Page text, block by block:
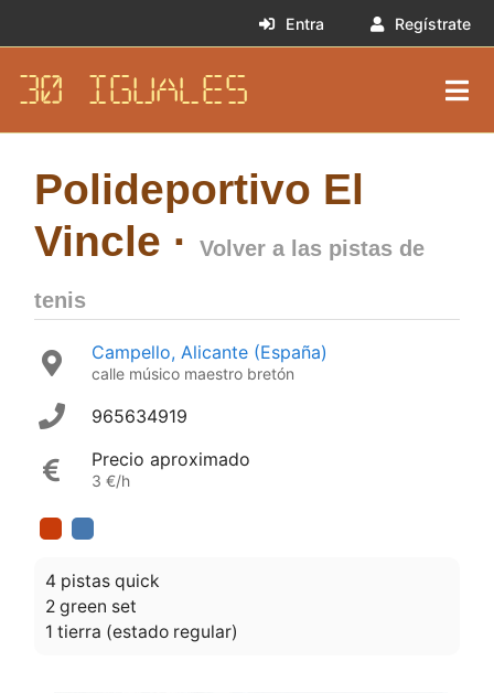
Entra Regístrate
30 IGUALES
Polideportivo El
Vincle ·
Volver a las pistas de
tenis
Campello, Alicante (España)
calle músico maestro bretón
965634919
Precio aproximado
3 €/h
4 pistas quick
2 green set
1 tierra (estado regular)